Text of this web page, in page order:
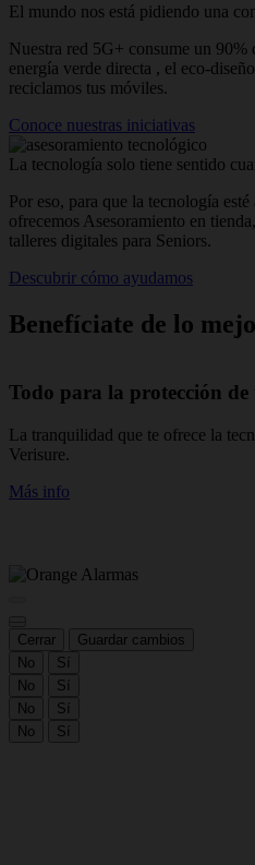
El mundo nos está pidiendo una
Nuestra red 5G+ consume un 90%
energía verde directa , el eco-
reciclamos tus móviles.
Conoce nuestras iniciativas
La tecnología solo tiene sentido
Por eso, para que la tecnología
ofrecemos Asesoramiento en
talleres digitales para Seniors.
Descubrir cómo ayudamos
Benefíciate de lo
Todo para la protección
La tranquilidad que te ofrece la
Verisure.
Más info
Cerrar
Guardar cambios
No
Sí
No
Sí
No
Sí
No
Sí